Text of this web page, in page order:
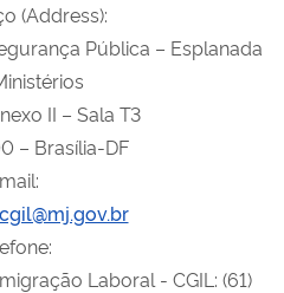
(Address):
Pública – Esplanada
II – Sala T3
– Brasília-DF
Laboral - CGIL: (61)